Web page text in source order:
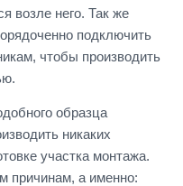
возле него. Так же
подключить
чтобы производить
образца
никаких
участка монтажа.
причинам, а именно: